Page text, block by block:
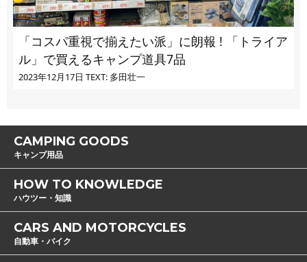
「コスパ重視で揃えたい派」に朗報 ! 「トライア
ル」で買えるキャンプ道具7品
2023年12月17日 TEXT: 多田壮一
CAMPING GOODS
キャンプ用品
HOW TO KNOWLEDGE
ハウツー・知識
CARS AND MOTORCYCLES
自動車・バイク